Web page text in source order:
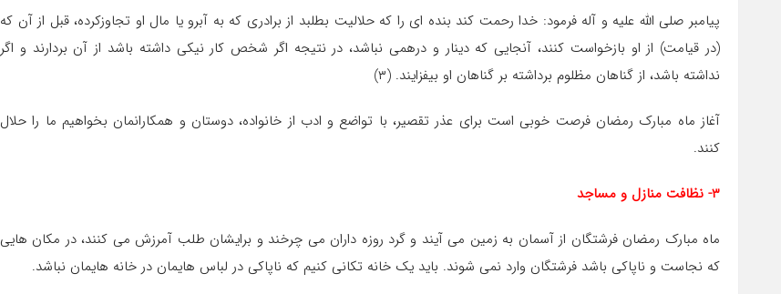
پیامبر صلی الله علیه و آله فرمود: خدا رحمت کند بنده اى را که حلالیت بطلبد از برادرى که به آبرو یا مال او تجاوزکرده، قبل از آن که
(در قیامت) از او بازخواست کنند، آنجایى که دینار و درهمى نباشد، در نتیجه اگر شخص کار نیکى داشته باشد از آن بردارند و اگر
نداشته باشد، از گناهان مظلوم برداشته بر گناهان او بیفزایند. (۳)
آغاز ماه مبارک رمضان فرصت خوبی است برای عذر تقصیر، با تواضع و ادب از خانواده، دوستان و همکارانمان بخواهیم ما را حلال
کنند.
۳- نظافت منازل و مساجد
ماه مبارک رمضان فرشتگان از آسمان به زمین می آیند و گرد روزه داران می چرخند و برایشان طلب آمرزش می کنند، در مکان هایی
که نجاست و ناپاکی باشد فرشتگان وارد نمی شوند. باید یک خانه تکانی کنیم که ناپاکی در لباس هایمان در خانه هایمان نباشد.